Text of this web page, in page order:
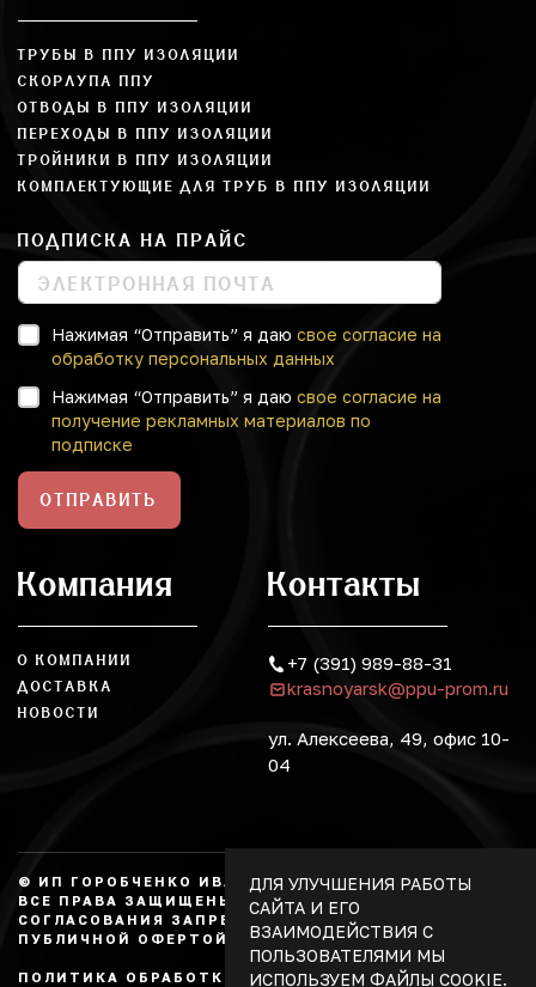
ТРУБЫ В ППУ ИЗОЛЯЦИИ
СКОРЛУПА ППУ
ОТВОДЫ В ППУ ИЗОЛЯЦИИ
ПЕРЕХОДЫ В ППУ ИЗОЛЯЦИИ
ТРОЙНИКИ В ППУ ИЗОЛЯЦИИ
КОМПЛЕКТУЮЩИЕ ДЛЯ ТРУБ В ППУ ИЗОЛЯЦИИ
ПОДПИСКА НА ПРАЙС
Нажимая “Отправить” я даю свое согласие на
обработку персональных данных
Нажимая “Отправить” я даю свое согласие на
получение рекламных материалов по
подписке
ОТПРАВИТЬ
Компания
О КОМПАНИИ
ДОСТАВКА
НОВОСТИ
Контакты
+7 (391) 989-88-31
krasnoyarsk@ppu-prom.ru
ул. Алексеева, 49, офис 10-
04
© ИП ГОРОБЧЕНКО ИВАН АЛЕКСАНДРОВИЧ, 2026.
ВСЕ ПРАВА ЗАЩИЩЕНЫ, КОПИРОВАНИЕ БЕЗ
СОГЛАСОВАНИЯ ЗАПРЕЩЕНО. НЕ ЯВЛЯЕТСЯ
ПУБЛИЧНОЙ ОФЕРТОЙ.
ПОЛИТИКА ОБРАБОТКИ ПЕРСОНАЛЬНЫХ ДАННЫХ
ДЛЯ УЛУЧШЕНИЯ РАБОТЫ
САЙТА И ЕГО
ВЗАИМОДЕЙСТВИЯ С
ПОЛЬЗОВАТЕЛЯМИ МЫ
ИСПОЛЬЗУЕМ ФАЙЛЫ COOKIE.